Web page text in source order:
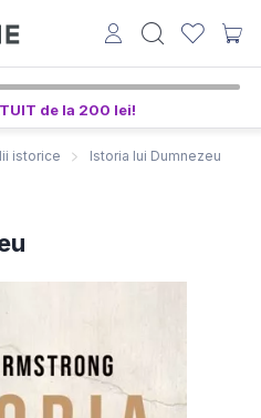
de la 200 lei!
istorice Istoria lui Dumnezeu